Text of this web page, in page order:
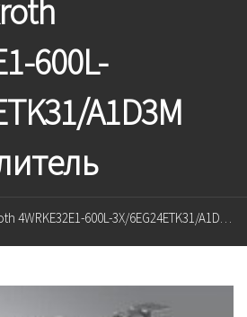
600L-
A1D3M
600L-3X/6EG24ETK31/A1D3M Распределитель